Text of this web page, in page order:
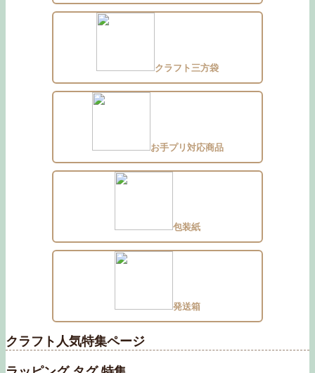
クラフト三方袋
お手プリ対応商品
包装紙
発送箱
クラフト人気特集ページ